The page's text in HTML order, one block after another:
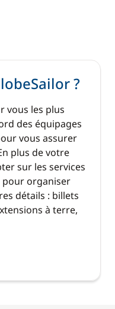
?
vous les plus
des équipages
vous assurer
plus de votre
sur les services
pour organiser
détails : billets
à terre,